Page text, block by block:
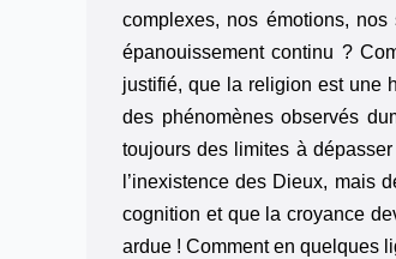
complexes, nos émotions,
épanouissement continu ?
justifié, que la religion est une
des phénomènes observés
toujours des limites à dépasser
l’inexistence des Dieux, mais
cognition et que la croyance
ardue ! Comment en quelques